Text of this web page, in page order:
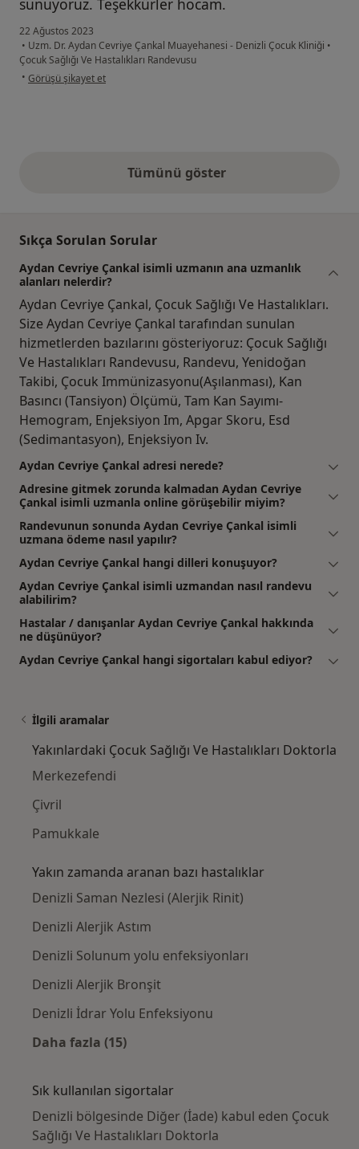
sunuyoruz. Teşekkürler hocam.
22 Ağustos 2023
• Uzm. Dr. Aydan Cevriye Çankal Muayehanesi - Denizli Çocuk Kliniği •
Çocuk Sağlığı Ve Hastalıkları Randevusu
• kullanıcının görüşüne göre mu...ı
Görüşü şikayet et
Tümünü gösteryukarıdaki görüşler
Sıkça Sorulan Sorular
Aydan Cevriye Çankal isimli uzmanın ana uzmanlık
alanları nelerdir?
Aydan Cevriye Çankal, Çocuk Sağlığı Ve Hastalıkları.
Size Aydan Cevriye Çankal tarafından sunulan
hizmetlerden bazılarını gösteriyoruz: Çocuk Sağlığı
Ve Hastalıkları Randevusu, Randevu, Yenidoğan
Takibi, Çocuk Immünizasyonu(Aşılanması), Kan
Basıncı (Tansiyon) Ölçümü, Tam Kan Sayımı-
Hemogram, Enjeksiyon Im, Apgar Skoru, Esd
(Sedimantasyon), Enjeksiyon Iv.
Aydan Cevriye Çankal adresi nerede?
Adresine gitmek zorunda kalmadan Aydan Cevriye
Çankal isimli uzmanla online görüşebilir miyim?
Randevunun sonunda Aydan Cevriye Çankal isimli
uzmana ödeme nasıl yapılır?
Aydan Cevriye Çankal hangi dilleri konuşuyor?
Aydan Cevriye Çankal isimli uzmandan nasıl randevu
alabilirim?
Hastalar / danışanlar Aydan Cevriye Çankal hakkında
ne düşünüyor?
Aydan Cevriye Çankal hangi sigortaları kabul ediyor?
İlgili aramalar
Yakınlardaki Çocuk Sağlığı Ve Hastalıkları Doktorla
Merkezefendi
Çivril
Pamukkale
Yakın zamanda aranan bazı hastalıklar
Denizli Saman Nezlesi (Alerjik Rinit)
Denizli Alerjik Astım
Denizli Solunum yolu enfeksiyonları
Denizli Alerjik Bronşit
Denizli İdrar Yolu Enfeksiyonu
Daha fazla (15)
Sık kullanılan sigortalar
Denizli bölgesinde Diğer (İade) kabul eden Çocuk
Sağlığı Ve Hastalıkları Doktorla